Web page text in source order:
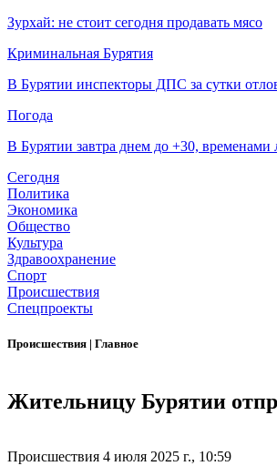
Зурхай: не стоит сегодня продавать мясо
Криминальная Бурятия
В Бурятии инспекторы ДПС за сутки
Погода
В Бурятии завтра днем до +30, временами
Сегодня
Политика
Экономика
Общество
Культура
Здравоохранение
Спорт
Происшествия
Спецпроекты
Происшествия | Главное
Жительницу Бурятии
Происшествия 4 июля 2025 г., 10:59